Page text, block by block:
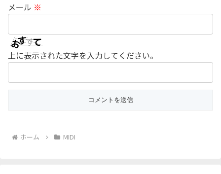
メール ※
上に表示された文字を入力してください。
ホーム MIDI